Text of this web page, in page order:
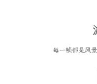
每一帧都是风